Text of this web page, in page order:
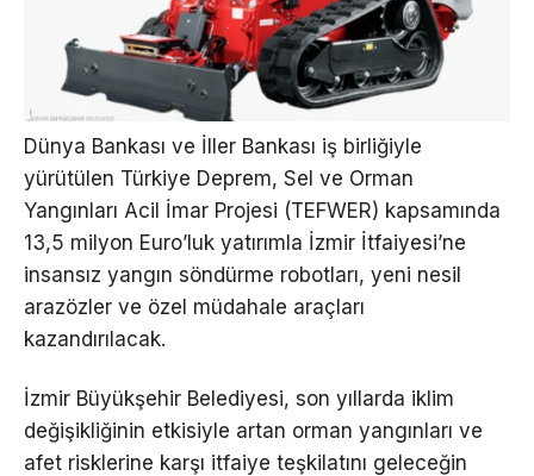
Dünya Bankası ve İller Bankası iş birliğiyle
yürütülen Türkiye Deprem, Sel ve Orman
Yangınları Acil İmar Projesi (TEFWER) kapsamında
13,5 milyon Euro’luk yatırımla İzmir İtfaiyesi’ne
insansız yangın söndürme robotları, yeni nesil
arazözler ve özel müdahale araçları
kazandırılacak.
İzmir Büyükşehir Belediyesi, son yıllarda iklim
değişikliğinin etkisiyle artan orman yangınları ve
afet risklerine karşı itfaiye teşkilatını geleceğin